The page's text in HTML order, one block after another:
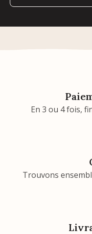
En 3 ou 4 fois,
Trouvons